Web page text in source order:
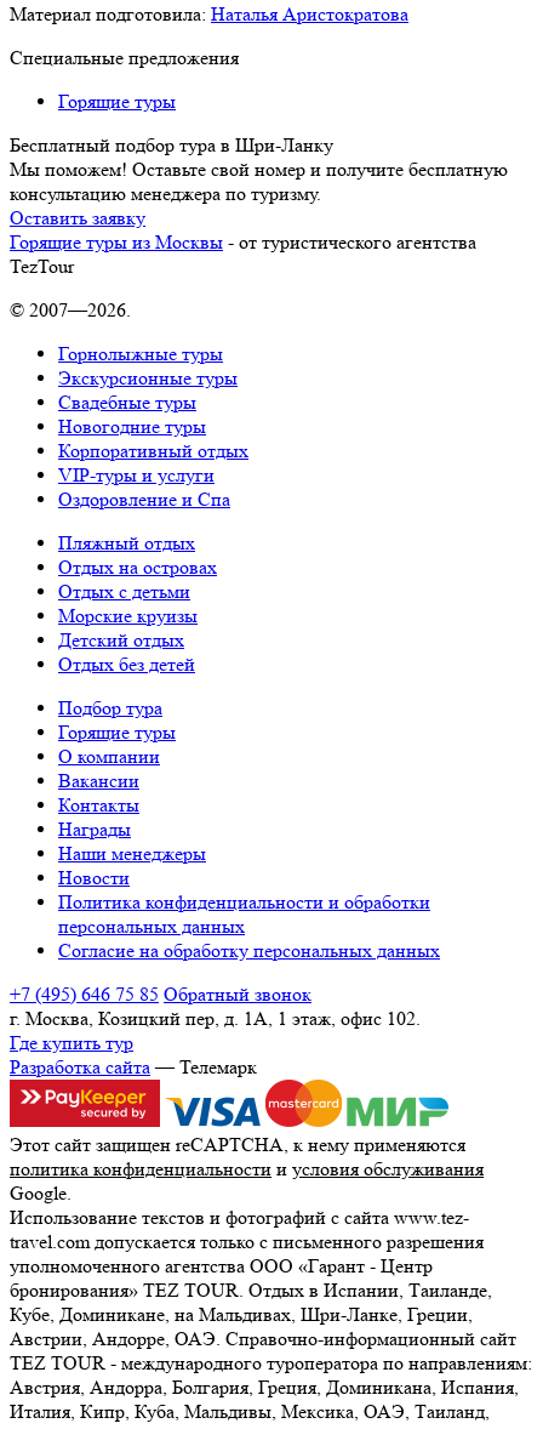
Материал подготовила: Наталья Аристократова
Специальные предложения
Горящие туры
Бесплатный подбор тура в Шри-Ланку
Мы поможем! Оставьте свой номер и получите бесплатную
консультацию менеджера по туризму.
Оставить заявку
Горящие туры из Москвы - от туристического агентства
TezTour
© 2007—2026.
Горнолыжные туры
Экскурсионные туры
Свадебные туры
Новогодние туры
Корпоративный отдых
VIP-туры и услуги
Оздоровление и Спа
Пляжный отдых
Отдых на островах
Отдых с детьми
Морские круизы
Детский отдых
Отдых без детей
Подбор тура
Горящие туры
О компании
Вакансии
Контакты
Награды
Наши менеджеры
Новости
Политика конфиденциальности и обработки
персональных данных
Согласие на обработку персональных данных
+7 (495) 646 75 85 Обратный звонок
г. Москва, Козицкий пер, д. 1А, 1 этаж, офис 102.
Где купить тур
Разработка сайта — Телемарк
Этот сайт защищен reCAPTCHA, к нему применяются
политика конфиденциальности и условия обслуживания
Google.
Использование текстов и фотографий с сайта www.tez-
travel.com допускается только с письменного разрешения
уполномоченного агентства ООО «Гарант - Центр
бронирования» TEZ TOUR. Отдых в Испании, Таиланде,
Кубе, Доминикане, на Мальдивах, Шри-Ланке, Греции,
Австрии, Андорре, ОАЭ. Справочно-информационный сайт
TEZ TOUR - международного туроператора по направлениям:
Австрия, Андорра, Болгария, Греция, Доминикана, Испания,
Италия, Кипр, Куба, Мальдивы, Мексика, ОАЭ, Таиланд,